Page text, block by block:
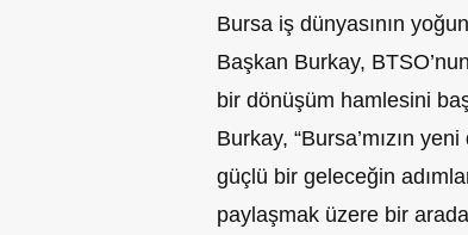
Bursa iş dünyasının
Başkan Burkay,
bir dönüşüm hamlesini
Burkay, “Bursa’mızın
güçlü bir geleceğin
paylaşmak üzere bir